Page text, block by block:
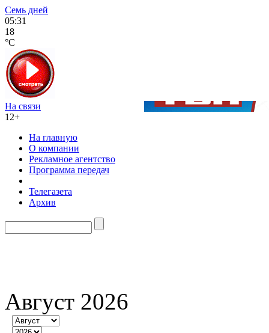
Семь дней
05:31
18
°C
На связи
12+
На главную
О компании
Рекламное агентство
Программа передач
Телегазета
Архив
Август 2026